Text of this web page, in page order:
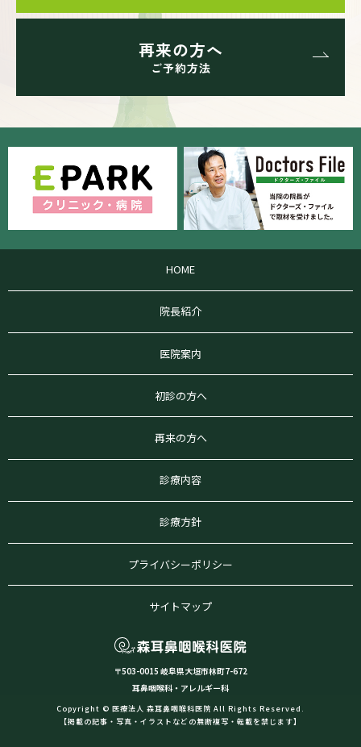
再来の方へ
ご予約方法
HOME
院長紹介
医院案内
初診の方へ
再来の方へ
診療内容
診療方針
プライバシーポリシー
サイトマップ
〒503-0015 岐阜県大垣市林町7-672
耳鼻咽喉科・アレルギー科
Copyright © 医療法人 森耳鼻咽喉科医院 All Rights Reserved.
【掲載の記事・写真・イラストなどの無断複写・転載を禁じます】